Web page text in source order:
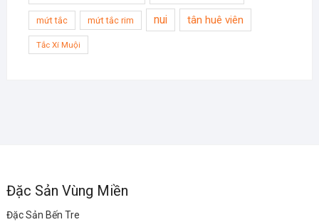
mứt tắc mứt tắc rim nui tân huê viên
Tắc Xí Muội
Đặc Sản Vùng Miền
Đặc Sản Bến Tre